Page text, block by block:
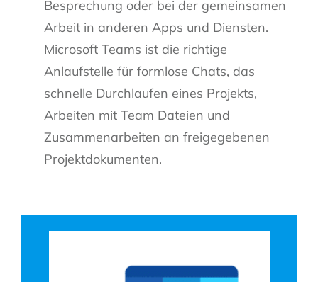
Besprechung oder bei der gemeinsamen
Arbeit in anderen Apps und Diensten.
Microsoft Teams ist die richtige
Anlaufstelle für formlose Chats, das
schnelle Durchlaufen eines Projekts,
Arbeiten mit Team Dateien und
Zusammenarbeiten an freigegebenen
Projektdokumenten.